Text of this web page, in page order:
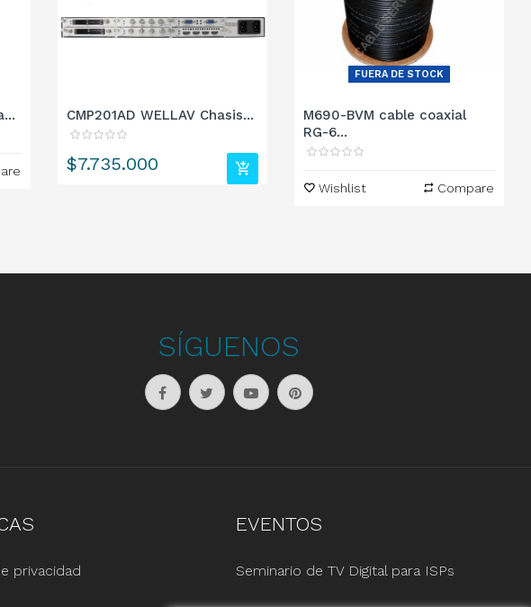
CMP201AD WELLAV Chasis...
Precio
$7.735.000
FUERA DE STOCK
M690-BVM cable coaxial
RG-6...
Wishlist Compare
SÍGUENOS
privacidad
EVENTOS
Seminario de TV Digital para ISPs